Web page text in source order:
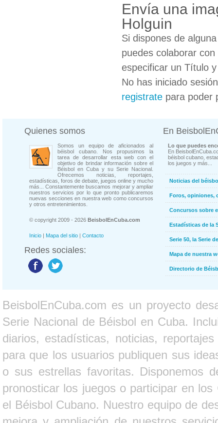
Envía una
Holguin
Si dispones de
puedes colaborar
especificar un Título
No has iniciado
registrate para poder
Quienes somos
Somos un equipo de aficionados al
béisbol cubano. Nos propusimos la
tarea de desarrollar esta web con el
objetivo de brindar información sobre el
Béisbol en Cuba y su Serie Nacional.
Ofrecemos noticias, reportajes,
estadísticas, foros de debate, juegos online y mucho
más... Constantemente buscamos mejorar y ampliar
nuestros servicios por lo que pronto publicaremos
nuevas secciones en nuestra web como concursos
y otros entretenimientos.
© copyright 2009 - 2026 BeisbolEnCuba.com
Inicio | Mapa del sitio | Contacto
Redes sociales:
En
Lo que puedes
En
béisbol cubano,
los juegos y más...
Noticias del
Foros, opiniones,
Concursos sobre
Estadísticas de la
Serie 50, la Serie
Mapa de nuestra
Directorio de
BeisbolEnCuba.com es un proyecto
Serie Nacional de Béisbol en Cuba.
diarios, estadísticas, noticias,
para que los usuarios publiquen sus
o sus estrellas favoritas. Disponemos
pronosticar los juegos o participar en
el Béisbol Cubano. Nuestro equipo de